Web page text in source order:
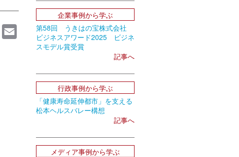
FacebookEmail
企業事例から学ぶ
第58回 うきはの宝株式会社
ビジネスアワード2025 ビジネ
スモデル賞受賞
記事へ
行政事例から学ぶ
「健康寿命延伸都市」を支える
松本ヘルスバレー構想
記事へ
メディア事例から学ぶ